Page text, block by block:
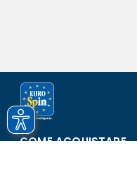
COME ACQUISTARE